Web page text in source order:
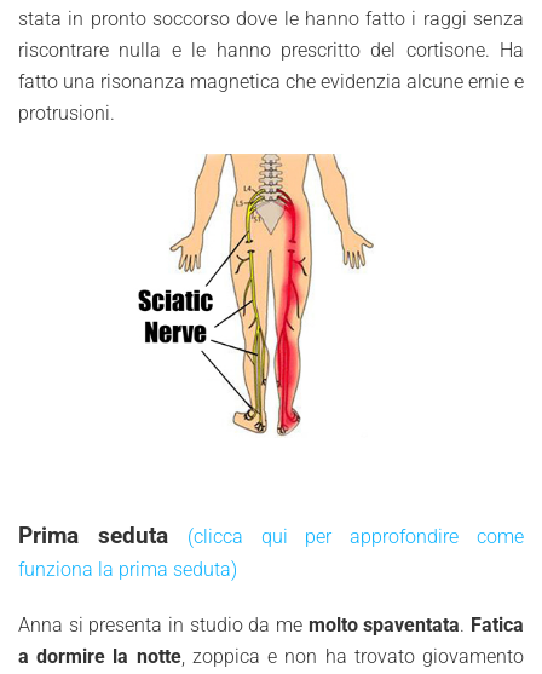
stata in pronto soccorso dove le hanno fatto i raggi senza
riscontrare nulla e le hanno prescritto del cortisone. Ha
fatto una risonanza magnetica che evidenzia alcune ernie e
protrusioni.
Prima seduta
(clicca qui per approfondire come
funziona la prima seduta)
Anna si presenta in studio da me molto spaventata. Fatica
a dormire la notte, zoppica e non ha trovato giovamento